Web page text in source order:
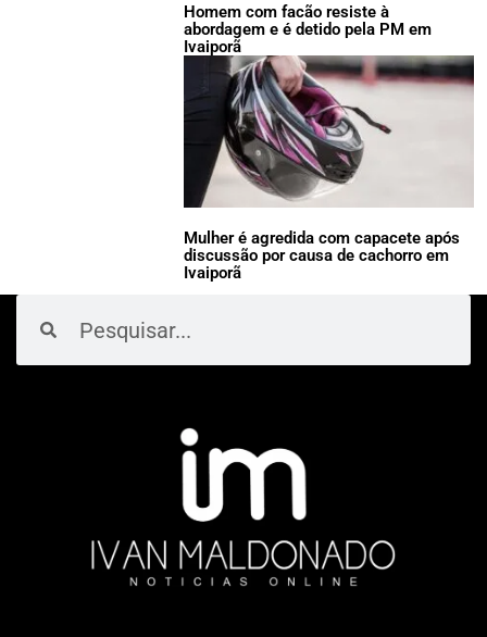
Homem com facão resiste à
abordagem e é detido pela PM em
Ivaiporã
Mulher é agredida com capacete após
discussão por causa de cachorro em
Ivaiporã